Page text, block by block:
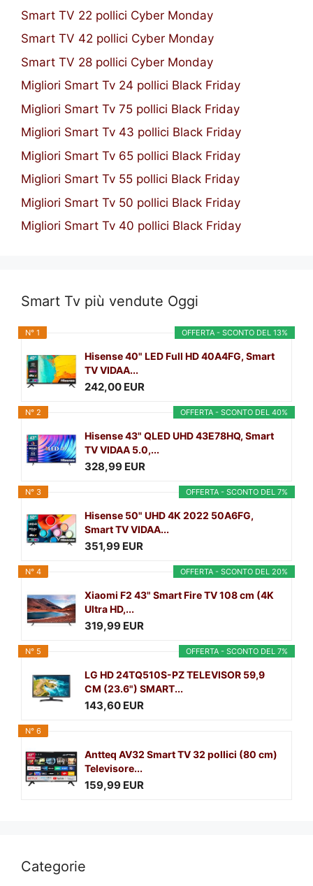
Smart TV 22 pollici Cyber Monday
Smart TV 42 pollici Cyber Monday
Smart TV 28 pollici Cyber Monday
Migliori Smart Tv 24 pollici Black Friday
Migliori Smart Tv 75 pollici Black Friday
Migliori Smart Tv 43 pollici Black Friday
Migliori Smart Tv 65 pollici Black Friday
Migliori Smart Tv 55 pollici Black Friday
Migliori Smart Tv 50 pollici Black Friday
Migliori Smart Tv 40 pollici Black Friday
Smart Tv più vendute Oggi
OFFERTA - SCONTO DEL 13%
N° 1
Hisense 40" LED Full HD 40A4FG, Smart
TV VIDAA...
242,00 EUR
OFFERTA - SCONTO DEL 40%
N° 2
Hisense 43" QLED UHD 43E78HQ, Smart
TV VIDAA 5.0,...
328,99 EUR
OFFERTA - SCONTO DEL 7%
N° 3
Hisense 50" UHD 4K 2022 50A6FG,
Smart TV VIDAA...
351,99 EUR
OFFERTA - SCONTO DEL 20%
N° 4
Xiaomi F2 43" Smart Fire TV 108 cm (4K
Ultra HD,...
319,99 EUR
OFFERTA - SCONTO DEL 7%
N° 5
LG HD 24TQ510S-PZ TELEVISOR 59,9
CM (23.6") SMART...
143,60 EUR
N° 6
Antteq AV32 Smart TV 32 pollici (80 cm)
Televisore...
159,99 EUR
Categorie